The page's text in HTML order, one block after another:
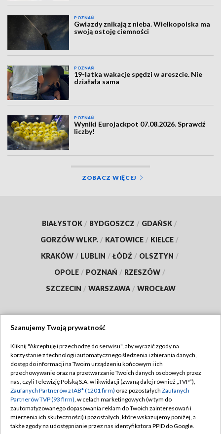
POZNAŃ
Gwiazdy znikają z nieba. Wielkopolska ma
swoją ostoję ciemności
POZNAŃ
19-latka wakacje spędzi w areszcie. Nie
działała sama
POZNAŃ
Wyniki Eurojackpot 07.08.2026. Sprawdź
liczby!
ZOBACZ WIĘCEJ
BIAŁYSTOK / BYDGOSZCZ / GDAŃSK /
GORZÓW WLKP. / KATOWICE / KIELCE /
KRAKÓW / LUBLIN / ŁÓDŹ / OLSZTYN /
OPOLE / POZNAŃ / RZESZÓW /
SZCZECIN / WARSZAWA / WROCŁAW
TVP
Abonament TVP
Emisja w TVP
Centrum informacji TVP
Naziemna Telewizja Cyfrowa
Regulamin TVP
Polityka prywatności
Moje zgody
Pomoc
Szanujemy Twoją prywatność
Kliknij "Akceptuję i przechodzę do serwisu", aby wyrazić zgody na
korzystanie z technologii automatycznego śledzenia i zbierania danych,
dostęp do informacji na Twoim urządzeniu końcowym i ich
przechowywanie oraz na przetwarzanie Twoich danych osobowych przez
nas, czyli Telewizję Polską S.A. w likwidacji (zwaną dalej również „TVP”),
Zaufanych Partnerów z IAB* (1201 firm) oraz pozostałych Zaufanych
Partnerów TVP (93 firm), w celach marketingowych (w tym do
zautomatyzowanego dopasowania reklam do Twoich zainteresowań i
mierzenia ich skuteczności) i pozostałych, które wskazujemy poniżej, a
także zgody na udostępnianie przez nas identyfikatora PPID do Google.